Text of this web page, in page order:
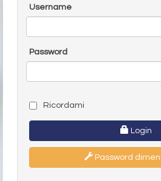
Username
Password
Ricordami
Login
Password